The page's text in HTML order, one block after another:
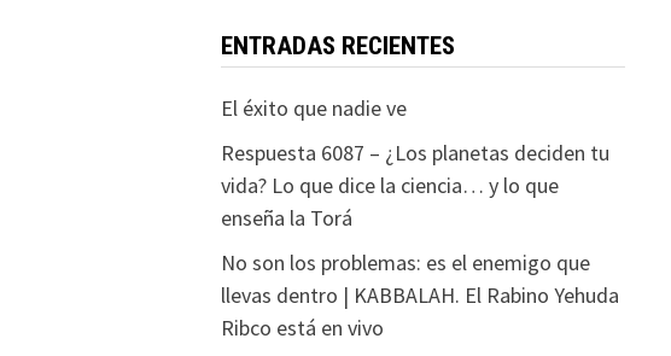
ENTRADAS RECIENTES
El éxito que nadie ve
Respuesta 6087 – ¿Los planetas deciden tu
vida? Lo que dice la ciencia… y lo que
enseña la Torá
No son los problemas: es el enemigo que
llevas dentro | KABBALAH. El Rabino Yehuda
Ribco está en vivo